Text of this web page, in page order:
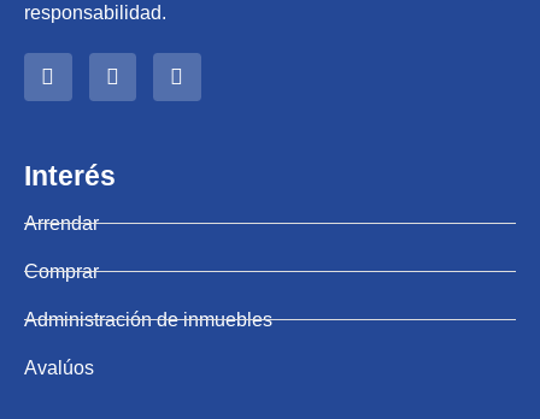
responsabilidad.
Interés
Arrendar
Comprar
Administración de inmuebles
Avalúos